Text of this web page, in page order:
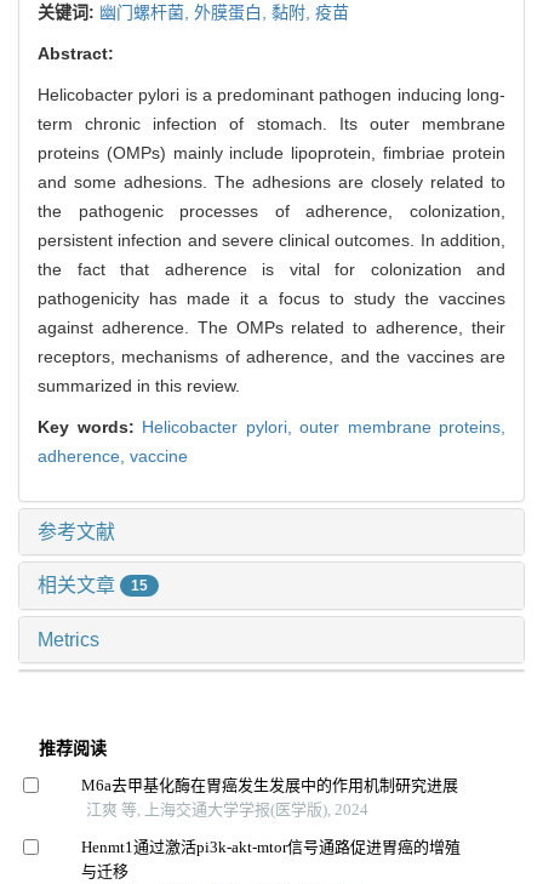
关键词: 幽门螺杆菌, 外膜蛋白, 黏附, 疫苗
Abstract:
Helicobacter pylori is a predominant pathogen inducing long-
term chronic infection of stomach. Its outer membrane
proteins (OMPs) mainly include lipoprotein, fimbriae protein
and some adhesions. The adhesions are closely related to
the pathogenic processes of adherence, colonization,
persistent infection and severe clinical outcomes. In addition,
the fact that adherence is vital for colonization and
pathogenicity has made it a focus to study the vaccines
against adherence. The OMPs related to adherence, their
receptors, mechanisms of adherence, and the vaccines are
summarized in this review.
Key words: Helicobacter pylori, outer membrane proteins,
adherence, vaccine
参考文献
相关文章 15
Metrics
推荐阅读
M6a去甲基化酶在胃癌发生发展中的作用机制研究进展
江爽 等, 上海交通大学学报(医学版), 2024
Henmt1通过激活pi3k-akt-mtor信号通路促进胃癌的增殖
与迁移